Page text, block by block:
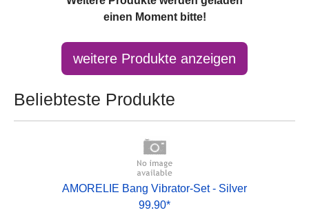
einen Moment bitte!
Beliebteste Produkte
AMORELIE Bang Vibrator-Set - Silver
99.90*